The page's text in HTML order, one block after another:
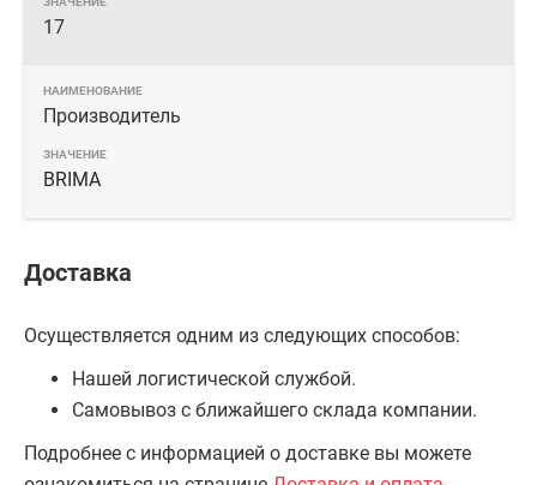
17
Производитель
BRIMA
Доставка
Осуществляется одним из следующих способов:
Нашей логистической службой.
Самовывоз с ближайшего склада компании.
Подробнее с информацией о доставке вы можете